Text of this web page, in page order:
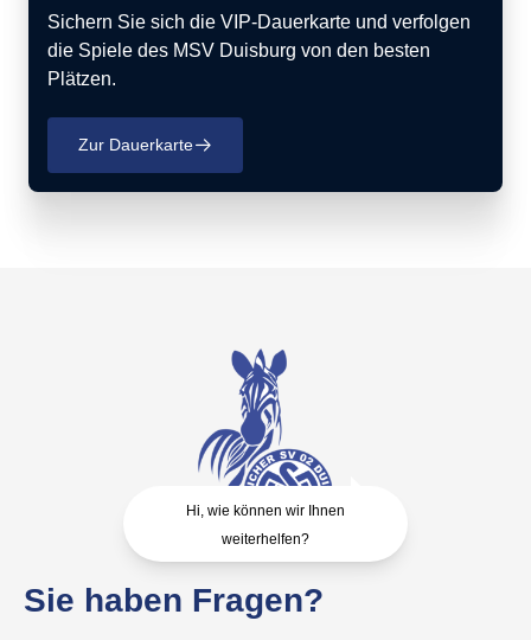
Sichern Sie sich die VIP-Dauerkarte und verfolgen
die Spiele des MSV Duisburg von den besten
Plätzen.
Zur Dauerkarte􀄫
Hi, wie können wir Ihnen
weiterhelfen?
Sie haben Fragen?